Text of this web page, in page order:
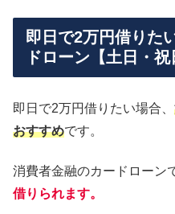
即日で2万円借りた
ドローン【土日・祝
即日で2万円借りたい場合、
おすすめです。
消費者金融のカードローン
借りられます。